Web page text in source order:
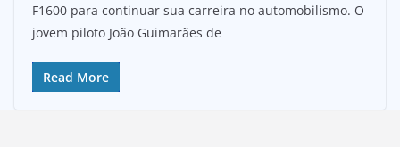
F1600 para continuar sua carreira no automobilismo. O
jovem piloto João Guimarães de
Read More